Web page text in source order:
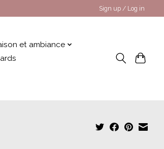
Sign up / Log in
et ambiance